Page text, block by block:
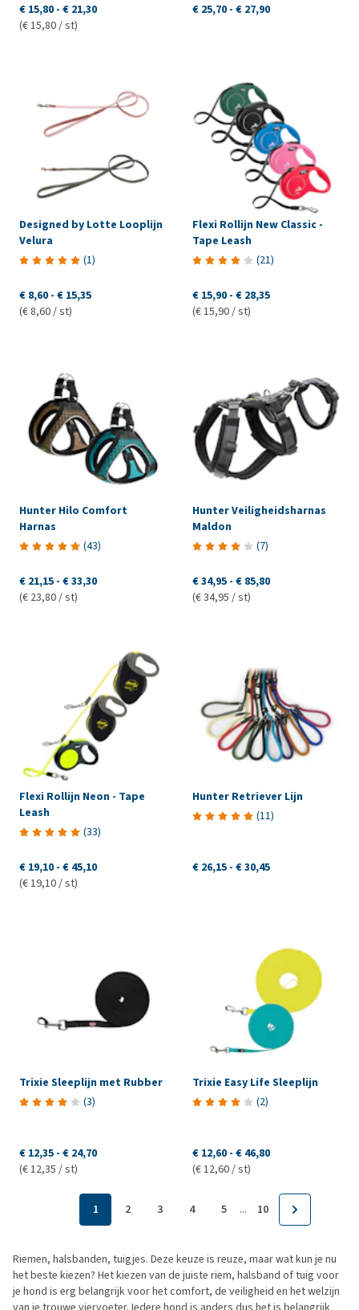
€ 15,80 - € 21,30
(€ 15,80 / st)
€ 25,70 - € 27,90
Designed by Lotte Looplijn
Velura
(1)
€ 8,60 - € 15,35
(€ 8,60 / st)
Flexi Rollijn New Classic -
Tape Leash
(21)
€ 15,90 - € 28,35
(€ 15,90 / st)
Hunter Hilo Comfort
Harnas
(43)
€ 21,15 - € 33,30
(€ 23,80 / st)
Hunter Veiligheidsharnas
Maldon
(7)
€ 34,95 - € 85,80
(€ 34,95 / st)
Flexi Rollijn Neon - Tape
Leash
(33)
€ 19,10 - € 45,10
(€ 19,10 / st)
Hunter Retriever Lijn
(11)
€ 26,15 - € 30,45
Trixie Sleeplijn met Rubber
(3)
€ 12,35 - € 24,70
(€ 12,35 / st)
Trixie Easy Life Sleeplijn
(2)
€ 12,60 - € 46,80
(€ 12,60 / st)
1 2 3 4 5 ... 10
Riemen, halsbanden, tuigjes. Deze keuze is reuze, maar wat kun je nu
het beste kiezen? Het kiezen van de juiste riem, halsband of tuig voor
je hond is erg belangrijk voor het comfort, de veiligheid en het welzijn